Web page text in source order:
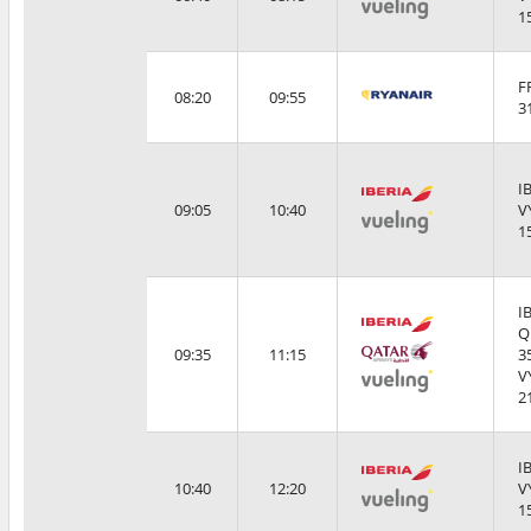
08:20 09:55
09:05 10:40
09:35 11:15
10:40 12:20